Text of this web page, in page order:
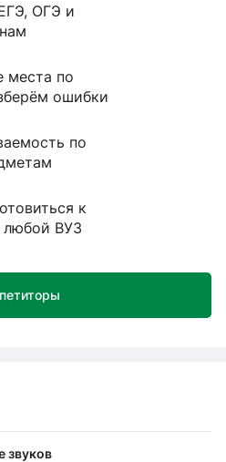
звуков
ОГЭ и
места по
ошибки
по
к
любой ВУЗ